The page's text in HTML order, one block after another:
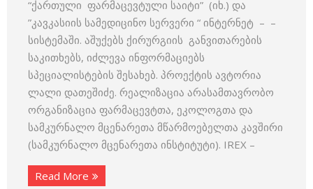
“ქართული ფარმაცევტული საიტი” (იხ.) და
”კავკასიის სამედიცინო სერვერი “ ინტერნეტ – –
სისტემაში. აშუქებს ქირურგიის განვითარების
საკითხებს, იძლევა ინფორმაციებს
სპეციალისტების შესახებ. პროექტის ავტორია
ლალი დათეშიძე. რეალიზაცია არასამთავრობო
ორგანიზაცია ფარმაცევტთა, ეკოლოგთა და
სამკურნალო მცენარეთა მწარმოებელთა კავშირი
(სამკურნალო მცენარეთა ინსტიტუტი). IREX –
Read More